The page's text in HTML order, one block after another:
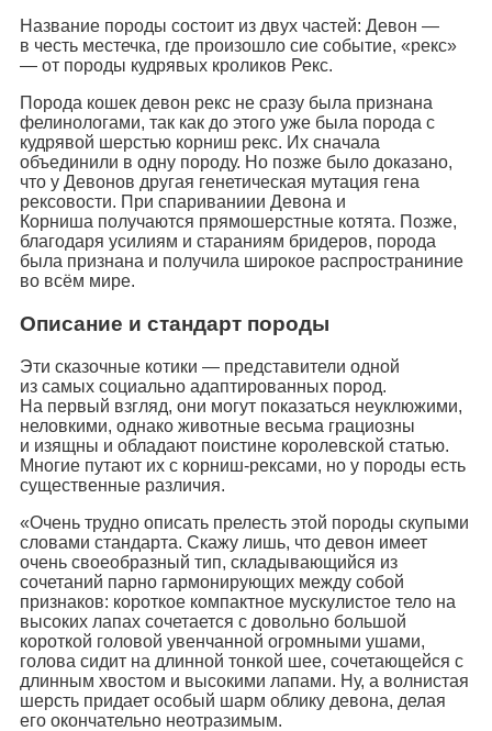
Название породы состоит из двух частей: Девон —
в честь местечка, где произошло сие событие, «рекс»
— от породы кудрявых кроликов Рекс.
Порода кошек девон рекс не сразу была признана
фелинологами, так как до этого уже была порода с
кудрявой шерстью корниш рекс. Их сначала
объединили в одну породу. Но позже было доказано,
что у Девонов другая генетическая мутация гена
рексовости. При спариваниии Девона и
Корниша получаются прямошерстные котята. Позже,
благодаря усилиям и стараниям бридеров, порода
была признана и получила широкое распространиние
во всём мире.
Описание и стандарт породы
Эти сказочные котики — представители одной
из самых социально адаптированных пород.
На первый взгляд, они могут показаться неуклюжими,
неловкими, однако животные весьма грациозны
и изящны и обладают поистине королевской статью.
Многие путают их с корниш-рексами, но у породы есть
существенные различия.
«Очень трудно описать прелесть этой породы скупыми
словами стандарта. Скажу лишь, что девон имеет
очень своеобразный тип, складывающийся из
сочетаний парно гармонирующих между собой
признаков: короткое компактное мускулистое тело на
высоких лапах сочетается с довольно большой
короткой головой увенчанной огромными ушами,
голова сидит на длинной тонкой шее, сочетающейся с
длинным хвостом и высокими лапами. Ну, а волнистая
шерсть придает особый шарм облику девона, делая
его окончательно неотразимым.